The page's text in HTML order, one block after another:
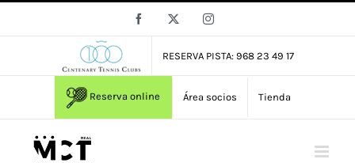
Facebook Instagram
RESERVA PISTA: 968 23 49 17
Reserva online Área socios Tienda